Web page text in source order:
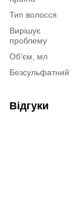
Тип волосся
Вирішує
проблему
Об'єм, мл
Безсульфатний
Відгуки